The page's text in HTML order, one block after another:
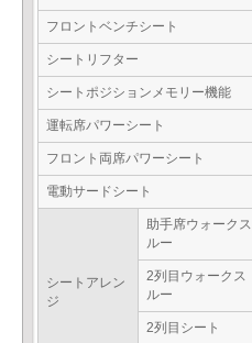
フロントベンチシート
シートリフター
シートポジションメモリー機能
運転席パワーシート
フロント両席パワーシート
電動サードシート
シートアレン
ジ
助手席ウォークス
ルー
2列目ウォークス
ルー
2列目シート